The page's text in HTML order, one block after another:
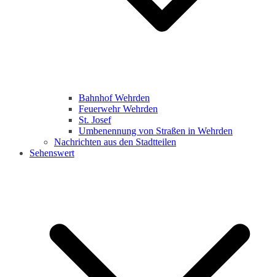
Bahnhof Wehrden
Feuerwehr Wehrden
St. Josef
Umbenennung von Straßen in Wehrden
Nachrichten aus den Stadtteilen
Sehenswert